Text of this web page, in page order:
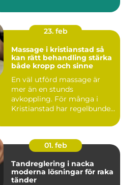
23. feb
Massage i kristianstad så
kan rätt behandling stärka
både kropp och sinne
En väl utförd massage är
mer än en stunds
avkoppling. För många i
Kristianstad har regelbunden
01. feb
Tandreglering i nacka
moderna lösningar för raka
tänder